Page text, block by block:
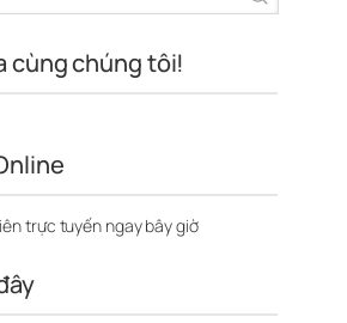
cùng chúng tôi!
trực tuyến ngay bây giờ